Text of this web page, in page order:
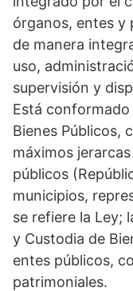
órganos, entes y
de manera
uso,
supervisión y
Está
Bienes Públicos,
máximos
públicos
municipios,
se refiere la Ley;
y Custodia de
entes públicos,
patrimoniales.